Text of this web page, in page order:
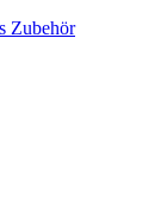
Zubehör